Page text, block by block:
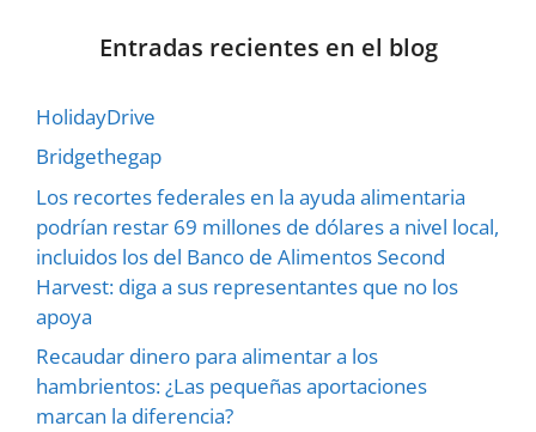
Entradas recientes en el blog
HolidayDrive
Bridgethegap
Los recortes federales en la ayuda alimentaria
podrían restar 69 millones de dólares a nivel local,
incluidos los del Banco de Alimentos Second
Harvest: diga a sus representantes que no los
apoya
Recaudar dinero para alimentar a los
hambrientos: ¿Las pequeñas aportaciones
marcan la diferencia?